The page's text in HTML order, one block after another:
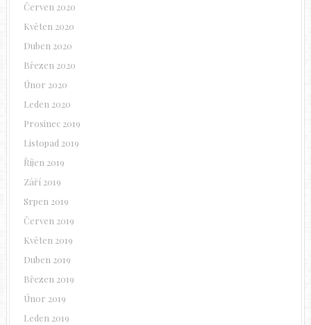
Červen 2020
Květen 2020
Duben 2020
Březen 2020
Únor 2020
Leden 2020
Prosinec 2019
Listopad 2019
Říjen 2019
Září 2019
Srpen 2019
Červen 2019
Květen 2019
Duben 2019
Březen 2019
Únor 2019
Leden 2019